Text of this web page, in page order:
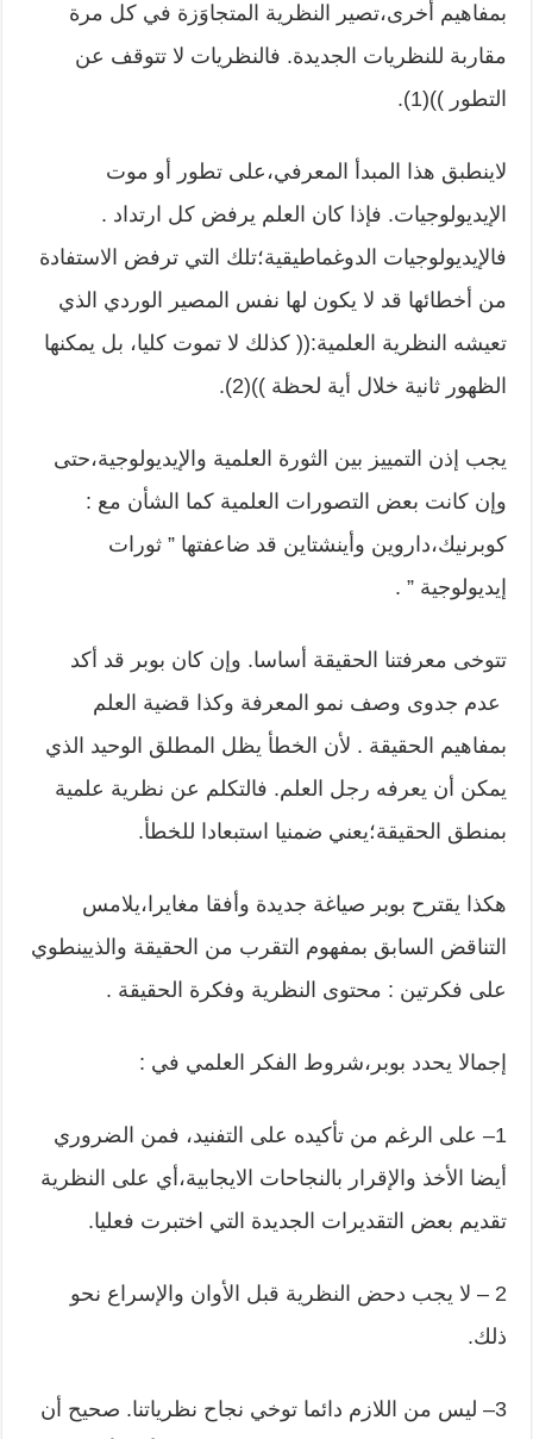
بمفاهيم أخرى،تصير النظرية المتجاوَزة في كل مرة
مقاربة للنظريات الجديدة. فالنظريات لا تتوقف عن
التطور ))(1).
لاينطبق هذا المبدأ المعرفي،على تطور أو موت
الإيديولوجيات. فإذا كان العلم يرفض كل ارتداد .
فالإيديولوجيات الدوغماطيقية؛تلك التي ترفض الاستفادة
من أخطائها قد لا يكون لها نفس المصير الوردي الذي
تعيشه النظرية العلمية:(( كذلك لا تموت كليا، بل يمكنها
الظهور ثانية خلال أية لحظة ))(2).
يجب إذن التمييز بين الثورة العلمية والإيديولوجية،حتى
وإن كانت بعض التصورات العلمية كما الشأن مع :
كوبرنيك،داروين وأينشتاين قد ضاعفتها ” ثورات
إيديولوجية ” .
تتوخى معرفتنا الحقيقة أساسا. وإن كان بوبر قد أكد
عدم جدوى وصف نمو المعرفة وكذا قضية العلم
بمفاهيم الحقيقة . لأن الخطأ يظل المطلق الوحيد الذي
يمكن أن يعرفه رجل العلم. فالتكلم عن نظرية علمية
بمنطق الحقيقة؛يعني ضمنيا استبعادا للخطأ.
هكذا يقترح بوبر صياغة جديدة وأفقا مغايرا،يلامس
التناقض السابق بمفهوم التقرب من الحقيقة والذيينطوي
على فكرتين : محتوى النظرية وفكرة الحقيقة .
إجمالا يحدد بوبر،شروط الفكر العلمي في :
1– على الرغم من تأكيده على التفنيد، فمن الضروري
أيضا الأخذ والإقرار بالنجاحات الايجابية،أي على النظرية
تقديم بعض التقديرات الجديدة التي اختبرت فعليا.
2 – لا يجب دحض النظرية قبل الأوان والإسراع نحو
ذلك.
3– ليس من اللازم دائما توخي نجاح نظرياتنا. صحيح أن